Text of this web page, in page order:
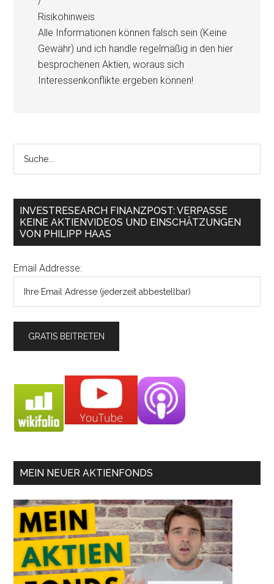
Risikohinweis
Alle Informationen können falsch sein (Keine
Gewähr) und ich handle regelmäßig in den hier
besprochenen Aktien, woraus sich
Interessenkonflikte ergeben können!
INVESTRESEARCH FINANZPOST: VERPASSE
KEINE AKTIENVIDEOS UND EINSCHÄTZUNGEN
VON PHILIPP HAAS
Email Addresse:
MEIN NEUER AKTIENFONDS